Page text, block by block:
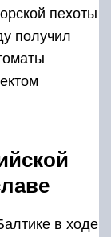
пехоты
получил
в ходе